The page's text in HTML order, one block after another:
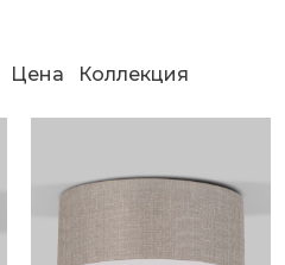
Цена Коллекция